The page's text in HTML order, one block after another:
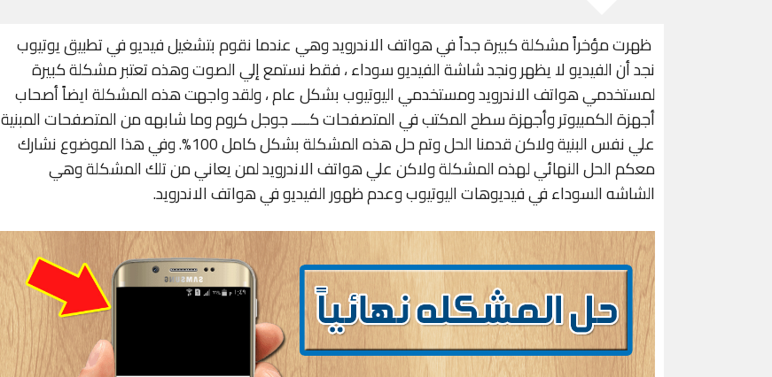
ظهرت مؤخراً مشكلة كبيرة جداً في هواتف الاندرويد وهي عندما نقوم بتشغيل فيديو في تطبيق يوتيوب
نجد أن الفيديو لا يظهر ونجد شاشة الفيديو سوداء ، فقط نستمع إلي الصوت وهذه تعتبر مشكلة كبيرة
لمستخدمي هواتف الاندرويد ومستخدمي اليوتيوب بشكل عام ، ولقد واجهت هذه المشكلة ايضاً أصحاب
أجهزة الكمبيوتر وأجهزة سطح المكتب في المتصفحات كــــ جوجل كروم وما شابهه من المتصفحات المبنية
علي نفس البنية ولاكن قدمنا الحل وتم حل هذه المشكلة بشكل كامل 100%. وفي هذا الموضوع نشارك
معكم الحل النهائي لهذه المشكلة ولاكن علي هواتف الاندرويد لمن يعاني من تلك المشكلة وهي
الشاشه السوداء في فيديوهات اليوتيوب وعدم ظهور الفيديو في هواتف الاندرويد.